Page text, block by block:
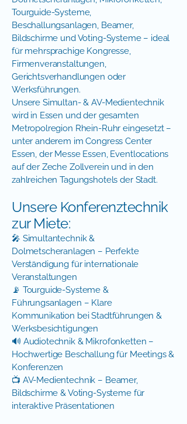
Tourguide-Systeme,
Beschallungsanlagen, Beamer,
Bildschirme und Voting-Systeme – ideal
für mehrsprachige Kongresse,
Firmenveranstaltungen,
Gerichtsverhandlungen oder
Werksführungen.
Unsere Simultan- & AV-Medientechnik
wird in Essen und der gesamten
Metropolregion Rhein-Ruhr eingesetzt –
unter anderem im Congress Center
Essen, der Messe Essen, Eventlocations
auf der Zeche Zollverein und in den
zahlreichen Tagungshotels der Stadt.
Unsere Konferenztechnik
zur Miete:
🎤 Simultantechnik &
Dolmetscheranlagen – Perfekte
Verständigung für internationale
Veranstaltungen
📡 Tourguide-Systeme &
Führungsanlagen – Klare
Kommunikation bei Stadtführungen &
Werksbesichtigungen
🔊 Audiotechnik & Mikrofonketten –
Hochwertige Beschallung für Meetings &
Konferenzen
📺 AV-Medientechnik – Beamer,
Bildschirme & Voting-Systeme für
interaktive Präsentationen